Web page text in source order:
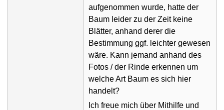
aufgenommen wurde, hatte der
Baum leider zu der Zeit keine
Blätter, anhand derer die
Bestimmung ggf. leichter gewesen
wäre. Kann jemand anhand des
Fotos / der Rinde erkennen um
welche Art Baum es sich hier
handelt?
Ich freue mich über Mithilfe und